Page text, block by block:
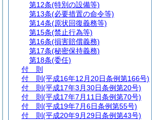
第12条(特別の設備等)
第13条(必要措置の命令等)
第14条(原状回復義務等)
第15条(禁止行為等)
第16条(損害賠償義務)
第17条(秘密保持義務)
第18条(委任)
付 則
付 則 (平成16年12月20日条例第166号)
付 則 (平成17年3月30日条例第20号)
付 則 (平成17年7月11日条例第70号)
付 則 (平成19年7月6日条例第55号)
付 則 (平成20年9月29日条例第43号)